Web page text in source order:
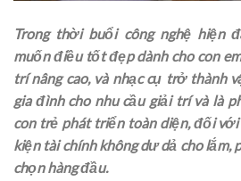
Trong thời buổi công nghệ hiện
muốn điều tốt đẹp dành cho con
trí nâng cao, và nhạc cụ trở thành
gia đình cho nhu cầu giải trí và là
con trẻ phát triển toàn diện, đối
kiện tài chính không dư dả cho
chọn hàng đầu.